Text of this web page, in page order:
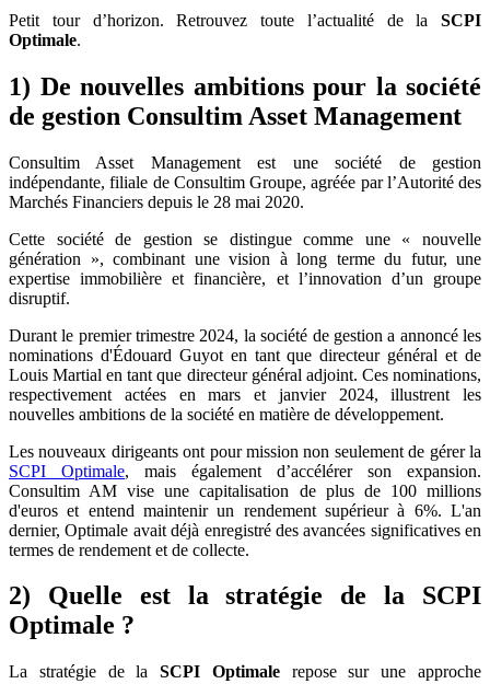
Petit tour d’horizon. Retrouvez toute l’actualité de la SCPI
Optimale.
1) De nouvelles ambitions pour la société
de gestion Consultim Asset Management
Consultim Asset Management est une société de gestion
indépendante, filiale de Consultim Groupe, agréée par l’Autorité des
Marchés Financiers depuis le 28 mai 2020.
Cette société de gestion se distingue comme une « nouvelle
génération », combinant une vision à long terme du futur, une
expertise immobilière et financière, et l’innovation d’un groupe
disruptif.
Durant le premier trimestre 2024, la société de gestion a annoncé les
nominations d'Édouard Guyot en tant que directeur général et de
Louis Martial en tant que directeur général adjoint. Ces nominations,
respectivement actées en mars et janvier 2024, illustrent les
nouvelles ambitions de la société en matière de développement.
Les nouveaux dirigeants ont pour mission non seulement de gérer la
SCPI Optimale, mais également d’accélérer son expansion.
Consultim AM vise une capitalisation de plus de 100 millions
d'euros et entend maintenir un rendement supérieur à 6%. L'an
dernier, Optimale avait déjà enregistré des avancées significatives en
termes de rendement et de collecte.
2) Quelle est la stratégie de la SCPI
Optimale ?
La stratégie de laSCPI Optimalerepose sur une approche